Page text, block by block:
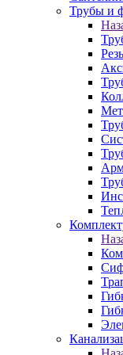
Трубы и